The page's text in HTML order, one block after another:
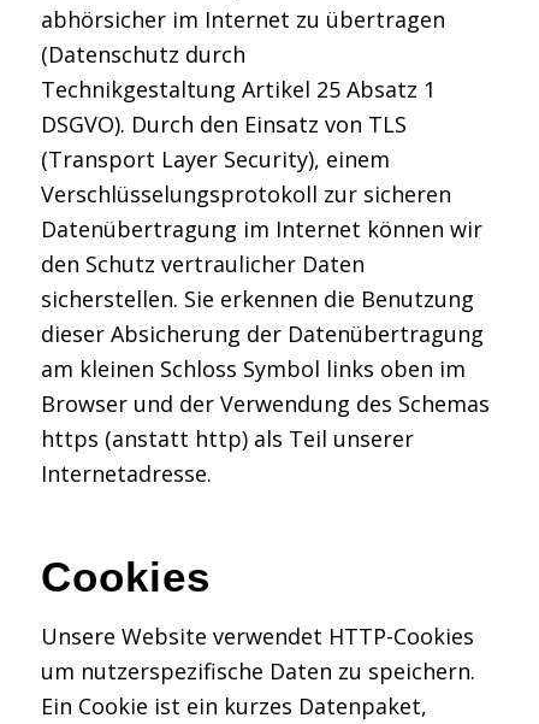
abhörsicher im Internet zu übertragen
(Datenschutz durch
Technikgestaltung Artikel 25 Absatz 1
DSGVO). Durch den Einsatz von TLS
(Transport Layer Security), einem
Verschlüsselungsprotokoll zur sicheren
Datenübertragung im Internet können wir
den Schutz vertraulicher Daten
sicherstellen. Sie erkennen die Benutzung
dieser Absicherung der Datenübertragung
am kleinen Schloss Symbol links oben im
Browser und der Verwendung des Schemas
https (anstatt http) als Teil unserer
Internetadresse.
Cookies
Unsere Website verwendet HTTP-Cookies
um nutzerspezifische Daten zu speichern.
Ein Cookie ist ein kurzes Datenpaket,